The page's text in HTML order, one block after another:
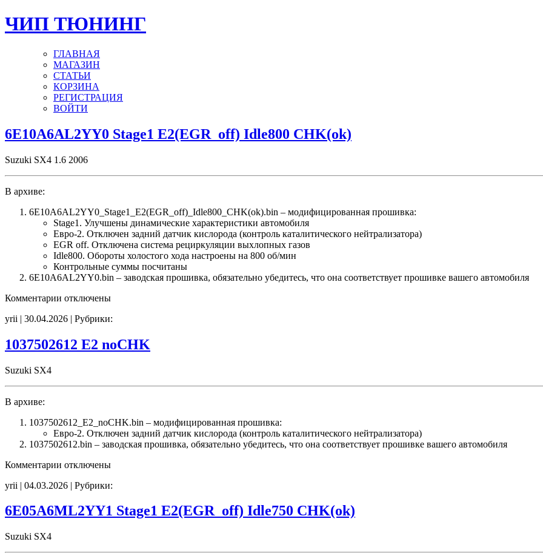
ЧИП ТЮНИНГ
ГЛАВНАЯ
МАГАЗИН
СТАТЬИ
КОРЗИНА
РЕГИСТРАЦИЯ
ВОЙТИ
6E10A6AL2YY0 Stage1 E2(EGR_off) Idle800 CHK(ok)
Suzuki SX4 1.6 2006
В архиве:
6E10A6AL2YY0_Stage1_E2(EGR_off)_Idle800_CHK(ok).bin – модифицированная прошивка:
Stage1. Улучшены динамические характеристики автомобиля
Евро-2. Отключен задний датчик кислорода (контроль каталитического нейтрализатора)
EGR off. Отключена система рециркуляции выхлопных газов
Idle800. Обороты холостого хода настроены на 800 об/мин
Контрольные суммы посчитаны
6E10A6AL2YY0.bin – заводская прошивка, обязательно убедитесь, что она соответствует прошивке вашего автомобиля
Комментарии к
6E10A6AL2YY0
E2(EGR_off)
Idle800
отключены
yrii | 30.04.2026 | Рубрики:
1037502612 E2 noCHK
Suzuki SX4
В архиве:
1037502612_E2_noCHK.bin – модифицированная прошивка:
Евро-2. Отключен задний датчик кислорода (контроль каталитического нейтрализатора)
1037502612.bin – заводская прошивка, обязательно убедитесь, что она соответствует прошивке вашего автомобиля
Комментарии к
1037502612
noCHK
отключены
yrii | 04.03.2026 | Рубрики:
6E05A6ML2YY1 Stage1 E2(EGR_off) Idle750 CHK(ok)
Suzuki SX4